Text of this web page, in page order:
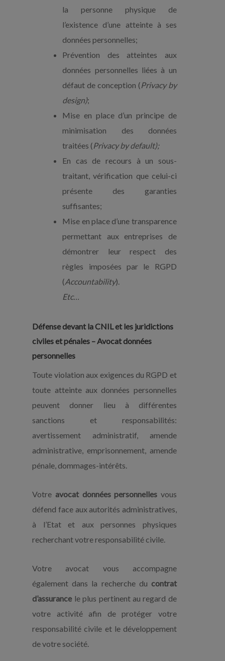
la personne physique de
l’existence d’une atteinte à ses
données personnelles;
Prévention des atteintes aux
données personnelles liées à un
défaut de conception (Privacy by
design);
Mise en place d’un principe de
minimisation des données
traitées (Privacy by default);
En cas de recours à un sous-
traitant, vérification que celui-ci
présente des garanties
suffisantes;
Mise en place d’une transparence
permettant aux entreprises de
démontrer leur respect des
règles imposées par le RGPD
(Accountability).
Etc…
Défense devant la CNIL et les juridictions
civiles et pénales –Avocat données
personnelles
Toute violation aux exigences du RGPD et
toute atteinte aux données personnelles
peuvent donner lieu à différentes
sanctions et responsabilités:
avertissement administratif, amende
administrative, emprisonnement, amende
pénale, dommages-intérêts.
Votre avocat données personnelles vous
défend face aux autorités administratives,
à l’Etat et aux personnes physiques
recherchant votre responsabilité civile.
Votre avocat vous accompagne
également dans la recherche du contrat
d’assurance le plus pertinent au regard de
votre activité afin de protéger votre
responsabilité civile et le développement
de votre société.